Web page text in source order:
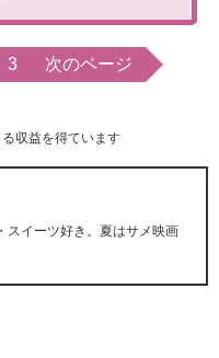
3 次のページ
収益を得ています
スイーツ好き。夏はサメ映画